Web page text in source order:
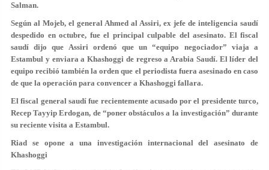
Salman.
Según al Mojeb, el general Ahmed al Assiri, ex jefe de inteligencia saudí
despedido en octubre, fue el principal culpable del asesinato. El fiscal
saudí dijo que Assiri ordenó que un “equipo negociador” viaja a
Estambul y enviara a Khashoggi de regreso a Arabia Saudí. El líder del
equipo recibió también la orden que el periodista fuera asesinado en caso
de que la operación para convencer a Khashoggi fallara.
El fiscal general saudí fue recientemente acusado por el presidente turco,
Recep Tayyip Erdogan, de “poner obstáculos a la investigación” durante
su reciente visita a Estambul.
Riad se opone a una investigación internacional del asesinato de
Khashoggi